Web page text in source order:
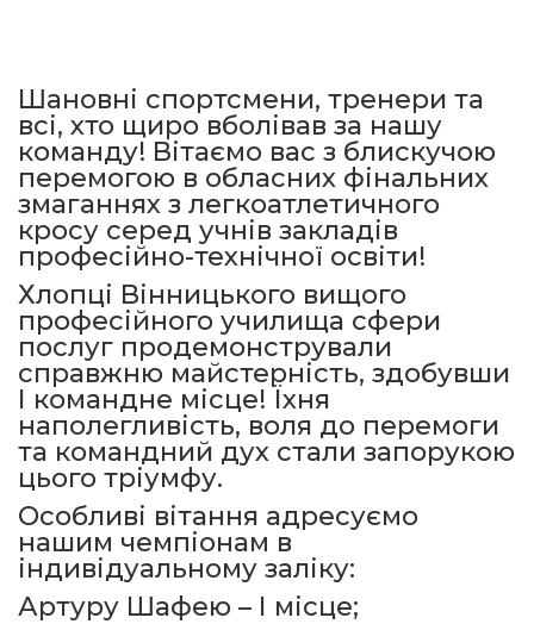
Шановні спортсмени, тренери та
всі, хто щиро вболівав за нашу
команду! Вітаємо вас з блискучою
перемогою в обласних фінальних
змаганнях з легкоатлетичного
кросу серед учнів закладів
професійно-технічної освіти!
Хлопці Вінницького вищого
професійного училища сфери
послуг продемонстрували
справжню майстерність, здобувши
І командне місце! Їхня
наполегливість, воля до перемоги
та командний дух стали запорукою
цього тріумфу.
Особливі вітання адресуємо
нашим чемпіонам в
індивідуальному заліку:
Артуру Шафею – І місце;